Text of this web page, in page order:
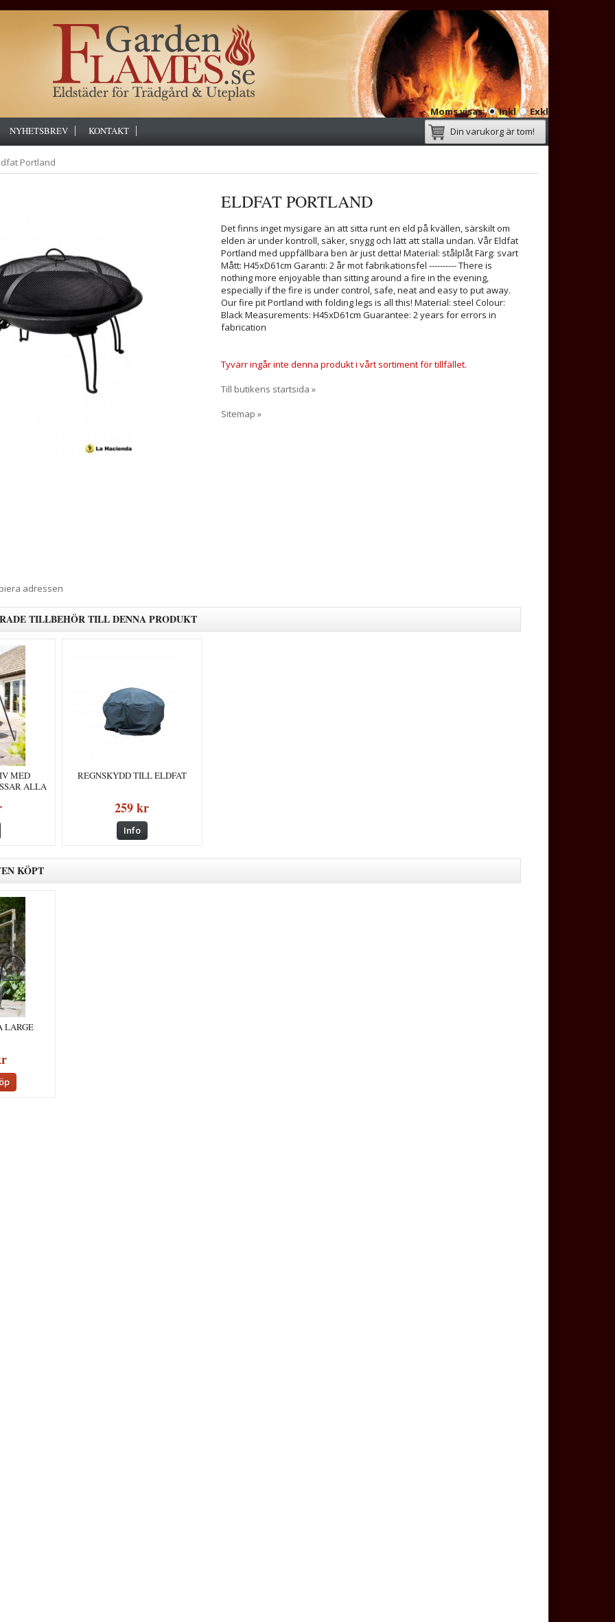
Moms visas: Inkl
Exkl
NYHETSBREV KONTAKT Din varukorg är tom!
Portland
ELDFAT PORTLAND
Det finns inget mysigare än att sitta runt en eld på kvällen, särskilt om
elden är under kontroll, säker, snygg och lätt att ställa undan. Vår Eldfat
Portland med uppfällbara ben är just detta! Material: stålplåt Färg: svart
Mått: H45xD61cm Garanti: 2 år mot fabrikationsfel ---------- There is
nothing more enjoyable than sitting around a fire in the evening,
especially if the fire is under control, safe, neat and easy to put away.
Our fire pit Portland with folding legs is all this! Material: steel Colour:
Black Measurements: H45xD61cm Guarantee: 2 years for errors in
fabrication
Tyvärr ingår inte denna produkt i vårt sortiment för tillfället.
Till butikens startsida »
Sitemap »
adressen
TILLBEHÖR TILL DENNA PRODUKT
MED
ALLA
REGNSKYDD TILL ELDFAT
259 kr
Info
KÖPT
LARGE